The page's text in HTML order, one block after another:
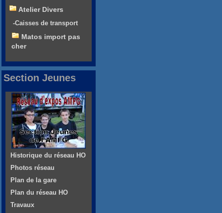
Atelier Divers
-Caisses de transport
Matos import pas
cher
Section Jeunes
Historique du réseau HO
Photos réseau
Plan de la gare
Plan du réseau HO
Travaux